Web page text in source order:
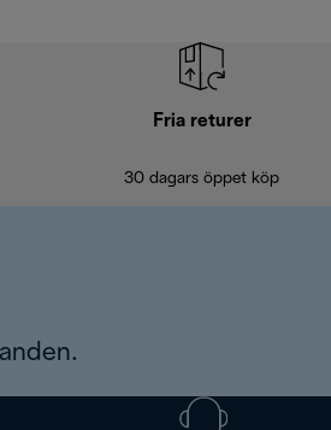
Fria returer
30 dagars öppet köp